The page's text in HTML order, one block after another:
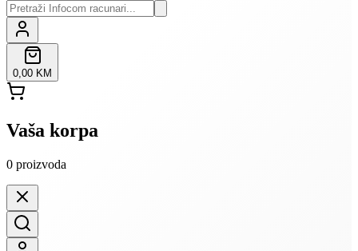
0,00 KM
Vaša korpa
0 proizvoda